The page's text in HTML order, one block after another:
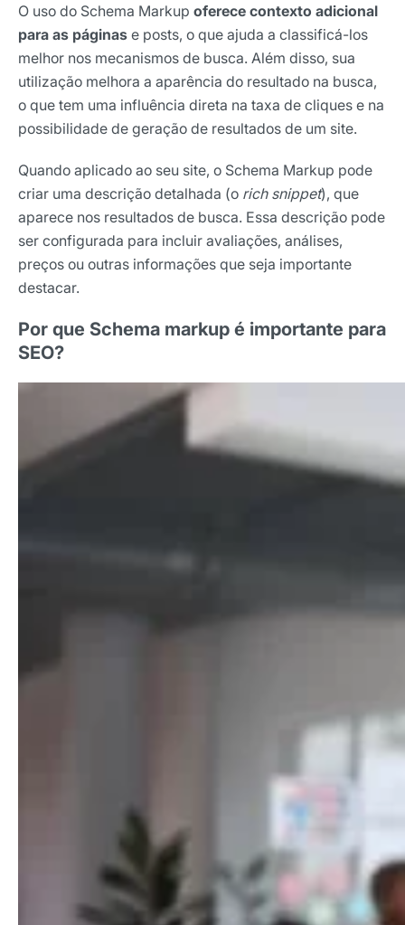
O uso do Schema Markup oferece contexto adicional
para as páginas e posts, o que ajuda a classificá-los
melhor nos mecanismos de busca. Além disso, sua
utilização melhora a aparência do resultado na busca,
o que tem uma influência direta na taxa de cliques e na
possibilidade de geração de resultados de um site.
Quando aplicado ao seu site, o Schema Markup pode
criar uma descrição detalhada (o rich snippet), que
aparece nos resultados de busca. Essa descrição pode
ser configurada para incluir avaliações, análises,
preços ou outras informações que seja importante
destacar.
Por que Schema markup é importante para
SEO?